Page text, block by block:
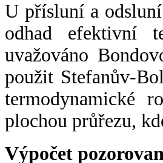
U přísluní a
odhad efektivní
uvažováno
použit Stefanův-
termodynamické
plochou průřezu,
Výpočet